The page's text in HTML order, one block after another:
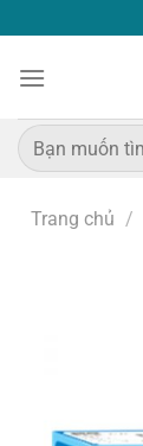
qua
nội
Tìm
kiếm:
Trang chủ /